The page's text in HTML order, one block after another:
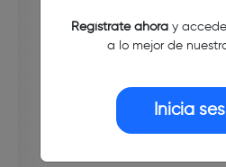
Regístrate ahoray accede
a lo mejor de
Inicia